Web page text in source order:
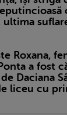
ultima
Roxana,
a fost
Daciana
liceu cu